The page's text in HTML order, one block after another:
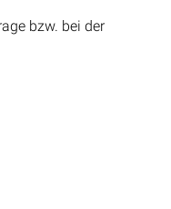
bzw. bei der